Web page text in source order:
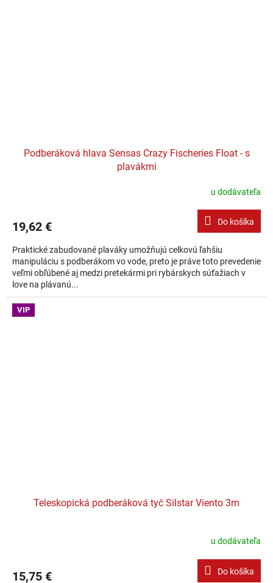
Podberáková hlava Sensas Crazy Fischeries Float - s
plavákmi
u dodávateľa
19,62 € Do košíka
Praktické zabudované plaváky umožňujú celkovú ľahšiu
manipuláciu s podberákom vo vode, preto je práve toto prevedenie
veľmi obľúbené aj medzi pretekármi pri rybárskych súťažiach v
love na plávanú...
VIP
Teleskopická podberáková tyč Silstar Viento 3m
u dodávateľa
15,75 € Do košíka